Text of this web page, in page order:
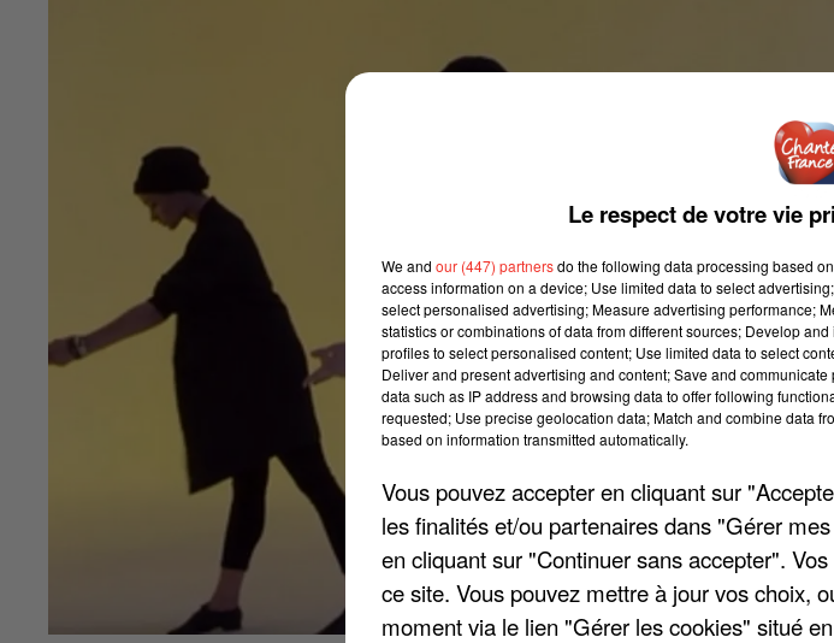
Le respect de votre vie
We and our (447) partnersdo the following data processing based
access information on a device; Use limited data to select
select personalised advertising; Measure advertising performance;
statistics or combinations of data from different sources; Develop
profiles to select personalised content; Use limited data to select
Deliver and present advertising and content; Save and
data such as IP address and browsing data to offer following
requested; Use precise geolocation data; Match and combine data
based on information transmitted automatically.
Vous pouvez accepter en cliquant sur
les finalités et/ou partenaires dans "Gérer
en cliquant sur "Continuer sans accepter".
ce site. Vous pouvez mettre à jour vos choix,
moment via le lien "Gérer les cookies" situé